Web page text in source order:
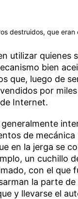
destruidos, que eran
utilizar quienes
bien
que, luego de
por
Internet.
de mecánica
en la jerga se
un cuchillo
con el que
la parte de
y llevarse el